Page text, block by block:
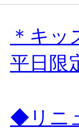
＊キ
平日限
◆リニ